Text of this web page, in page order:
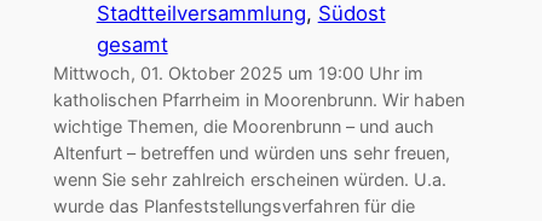
Stadtteilversammlung, Südost
gesamt
Mittwoch, 01. Oktober 2025 um 19:00 Uhr im
katholischen Pfarrheim in Moorenbrunn. Wir haben
wichtige Themen, die Moorenbrunn – und auch
Altenfurt – betreffen und würden uns sehr freuen,
wenn Sie sehr zahlreich erscheinen würden. U.a.
wurde das Planfeststellungsverfahren für die